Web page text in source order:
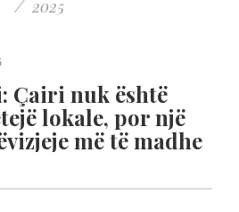
2025
Çairi nuk është
lokale, por një
më të madhe